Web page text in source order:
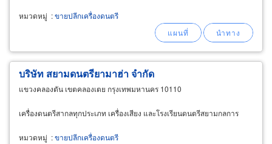
หมวดหมู่ :ขายปลีกเครื่องดนตรี
บริษัท สยามดนตรียามาฮ่า จำกัด
แขวงคลองตัน เขตคลองเตย กรุงเทพมหานคร 10110
เครื่องดนตรีสากลทุกประเภท เครื่องเสียง และโรงเรียนดนตรีสยามกลการ
หมวดหมู่ :ขายปลีกเครื่องดนตรี